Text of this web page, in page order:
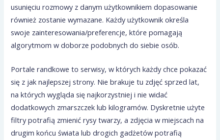
usunięciu rozmowy z danym użytkownikiem dopasowanie
również zostanie wymazane. Każdy użytkownik określa
swoje zainteresowania/preferencje, które pomagają
algorytmom w doborze podobnych do siebie osób.
Portale randkowe to serwisy, w których każdy chce pokazać
się z jak najlepszej strony. Nie brakuje tu zdjęć sprzed lat,
na których wygląda się najkorzystniej i nie widać
dodatkowych zmarszczek lub kilogramów. Dyskretnie użyte
filtry potrafią zmienić rysy twarzy, a zdjęcia w miejscach na
drugim końcu świata lub drogich gadżetów potrafią